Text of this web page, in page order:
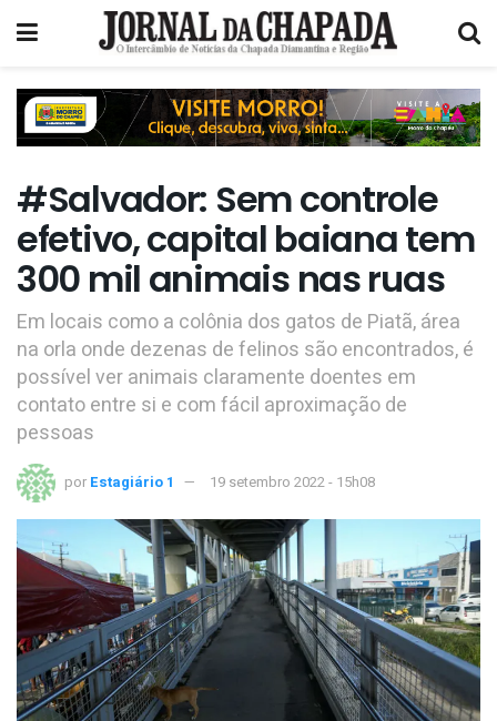
#Salvador: Sem controle
efetivo, capital baiana tem
300 mil animais nas ruas
Em locais como a colônia dos gatos de Piatã, área
na orla onde dezenas de felinos são encontrados, é
possível ver animais claramente doentes em
contato entre si e com fácil aproximação de
pessoas
por Estagiário 1 19 setembro 2022 - 15h08